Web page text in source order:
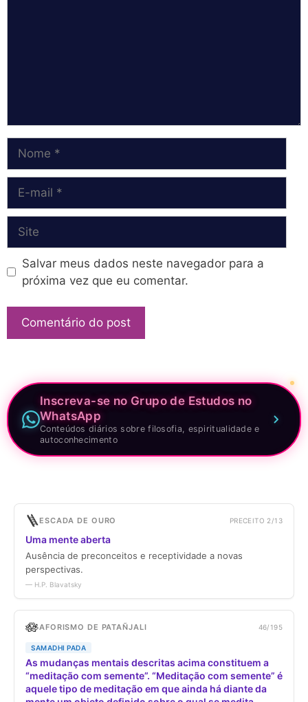
mail
Salvar meus dados neste navegador para a
próxima vez que eu comentar.
Inscreva-se no Grupo de Estudos no
WhatsApp
Conteúdos diários sobre filosofia, espiritualidade e
autoconhecimento